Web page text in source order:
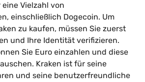
Vielzahl von
einschließlich Dogecoin. Um
zu kaufen, müssen Sie zuerst
und Ihre Identität verifizieren.
Sie Euro einzahlen und diese
Kraken ist für seine
und seine benutzerfreundliche